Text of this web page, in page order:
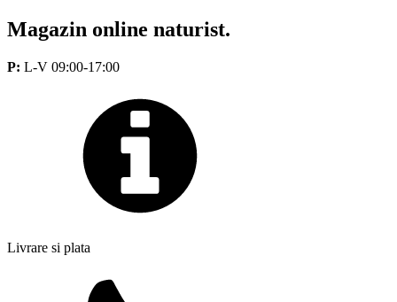
Magazin online naturist.
P: L-V 09:00-17:00
Livrare si plata